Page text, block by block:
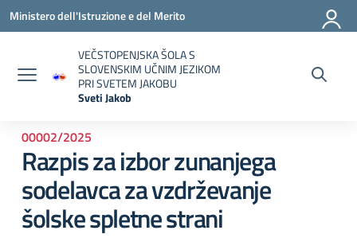
Vai ai contenuti
Vai al menu di navigazione
Vai al footer
Ministero dell'Istruzione e del Merito
VEČSTOPENJSKA ŠOLA S
SLOVENSKIM UČNIM JEZIKOM
PRI SVETEM JAKOBU
Sveti Jakob
00002/2025
Razpis za izbor zunanjega
sodelavca za vzdrževanje
šolske spletne strani